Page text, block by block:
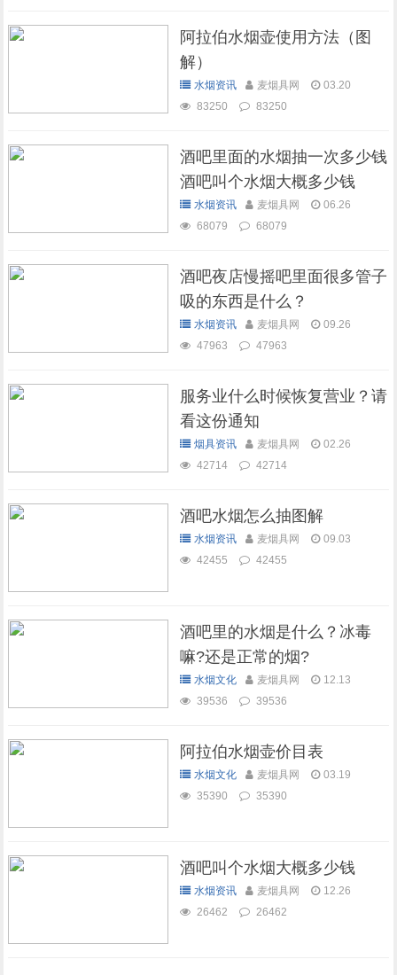
阿拉伯水烟壶使用方法（图
解）
水烟资讯 麦烟具网
03.20
83250
83250
酒吧里面的水烟抽一次多少钱
酒吧叫个水烟大概多少钱
水烟资讯 麦烟具网
06.26
68079
68079
酒吧夜店慢摇吧里面很多管子
吸的东西是什么？
水烟资讯 麦烟具网
09.26
47963
47963
服务业什么时候恢复营业？请
看这份通知
烟具资讯 麦烟具网
02.26
42714
42714
酒吧水烟怎么抽图解
水烟资讯 麦烟具网
09.03
42455
42455
酒吧里的水烟是什么？冰毒
嘛?还是正常的烟?
水烟文化 麦烟具网
12.13
39536
39536
阿拉伯水烟壶价目表
水烟文化 麦烟具网
03.19
35390
35390
酒吧叫个水烟大概多少钱
水烟资讯 麦烟具网
12.26
26462
26462